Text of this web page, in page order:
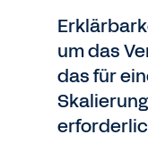
um das
das für